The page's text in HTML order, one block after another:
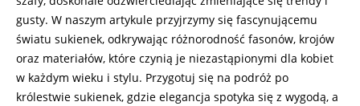
gusty. W naszym artykule przyjrzymy się fascynującemu
światu sukienek, odkrywając różnorodność fasonów, krojów
oraz materiałów, które czynią je niezastąpionymi dla kobiet
w każdym wieku i stylu. Przygotuj się na podróż po
królestwie sukienek, gdzie elegancja spotyka się z wygodą, a